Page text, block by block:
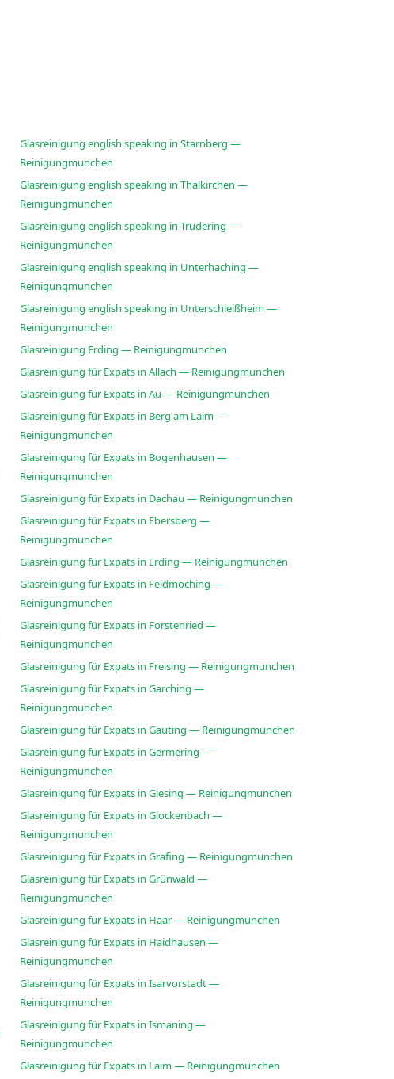
Glasreinigung english speaking in Starnberg —
Reinigungmunchen
Glasreinigung english speaking in Thalkirchen —
Reinigungmunchen
Glasreinigung english speaking in Trudering —
Reinigungmunchen
Glasreinigung english speaking in Unterhaching —
Reinigungmunchen
Glasreinigung english speaking in Unterschleißheim —
Reinigungmunchen
Glasreinigung Erding — Reinigungmunchen
Glasreinigung für Expats in Allach — Reinigungmunchen
Glasreinigung für Expats in Au — Reinigungmunchen
Glasreinigung für Expats in Berg am Laim —
Reinigungmunchen
Glasreinigung für Expats in Bogenhausen —
Reinigungmunchen
Glasreinigung für Expats in Dachau — Reinigungmunchen
Glasreinigung für Expats in Ebersberg —
Reinigungmunchen
Glasreinigung für Expats in Erding — Reinigungmunchen
Glasreinigung für Expats in Feldmoching —
Reinigungmunchen
Glasreinigung für Expats in Forstenried —
Reinigungmunchen
Glasreinigung für Expats in Freising — Reinigungmunchen
Glasreinigung für Expats in Garching —
Reinigungmunchen
Glasreinigung für Expats in Gauting — Reinigungmunchen
Glasreinigung für Expats in Germering —
Reinigungmunchen
Glasreinigung für Expats in Giesing — Reinigungmunchen
Glasreinigung für Expats in Glockenbach —
Reinigungmunchen
Glasreinigung für Expats in Grafing — Reinigungmunchen
Glasreinigung für Expats in Grünwald —
Reinigungmunchen
Glasreinigung für Expats in Haar — Reinigungmunchen
Glasreinigung für Expats in Haidhausen —
Reinigungmunchen
Glasreinigung für Expats in Isarvorstadt —
Reinigungmunchen
Glasreinigung für Expats in Ismaning —
Reinigungmunchen
Glasreinigung für Expats in Laim — Reinigungmunchen